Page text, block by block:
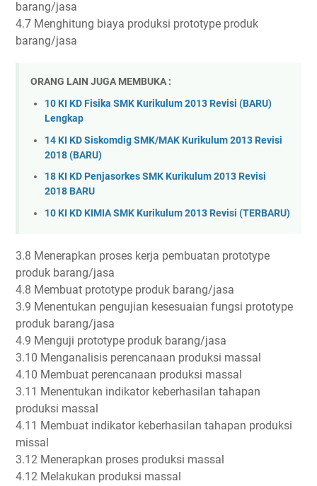
barang/jasa
4.7 Menghitung biaya produksi prototype produk
barang/jasa
ORANG LAIN JUGA MEMBUKA :
10 KI KD Fisika SMK Kurikulum 2013 Revisi (BARU)
Lengkap
14 KI KD Siskomdig SMK/MAK Kurikulum 2013 Revisi
2018 (BARU)
18 KI KD Penjasorkes SMK Kurikulum 2013 Revisi
2018 BARU
10 KI KD KIMIA SMK Kurikulum 2013 Revisi (TERBARU)
3.8 Menerapkan proses kerja pembuatan prototype
produk barang/jasa
4.8 Membuat prototype produk barang/jasa
3.9 Menentukan pengujian kesesuaian fungsi prototype
produk barang/jasa
4.9 Menguji prototype produk barang/jasa
3.10 Menganalisis perencanaan produksi massal
4.10 Membuat perencanaan produksi massal
3.11 Menentukan indikator keberhasilan tahapan
produksi massal
4.11 Membuat indikator keberhasilan tahapan produksi
missal
3.12 Menerapkan proses produksi massal
4.12 Melakukan produksi massal